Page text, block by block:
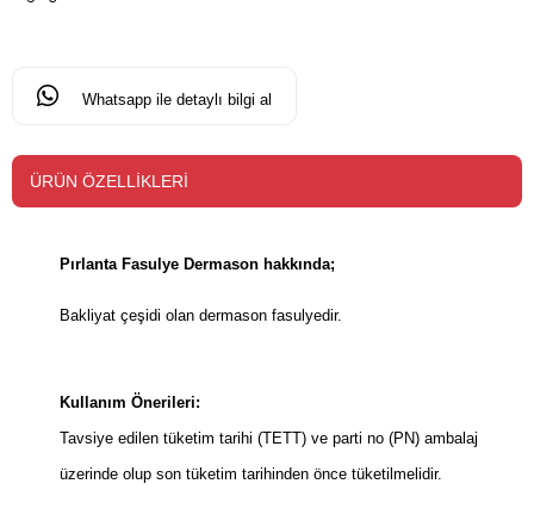
Whatsapp ile detaylı bilgi al
ÜRÜN ÖZELLIKLERI
Pırlanta Fasulye Dermason hakkında;
Bakliyat çeşidi olan dermason fasulyedir.
Kullanım Önerileri:
Tavsiye edilen tüketim tarihi (TETT) ve parti no (PN) ambalaj
üzerinde olup son tüketim tarihinden önce tüketilmelidir.